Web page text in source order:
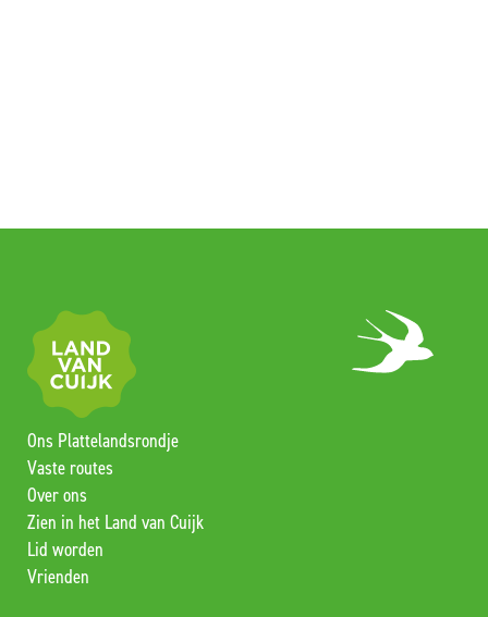
Ons Plattelandsrondje
Vaste routes
Over ons
Zien in het Land van Cuijk
Lid worden
Vrienden